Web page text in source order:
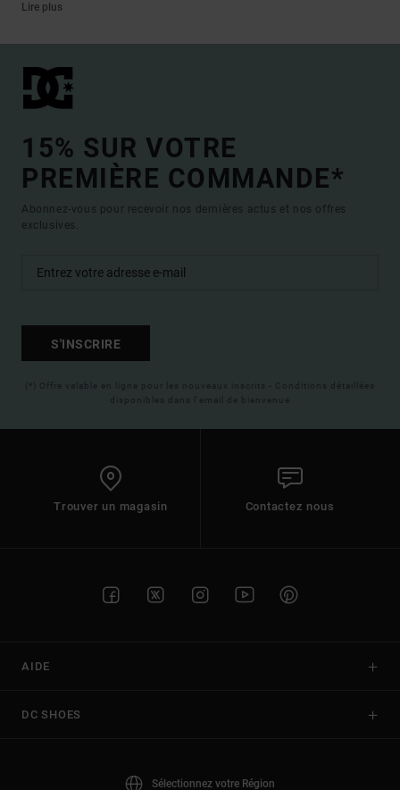
Lire plus
15% SUR VOTRE
PREMIÈRE COMMANDE*
Abonnez-vous pour recevoir nos dernières actus et nos offres
exclusives.
S'INSCRIRE
(*) Offre valable en ligne pour les nouveaux inscrits - Conditions détaillées
disponibles dans l'email de bienvenue
Trouver un magasin Contactez nous
AIDE
DC SHOES
Sélectionnez votre Région